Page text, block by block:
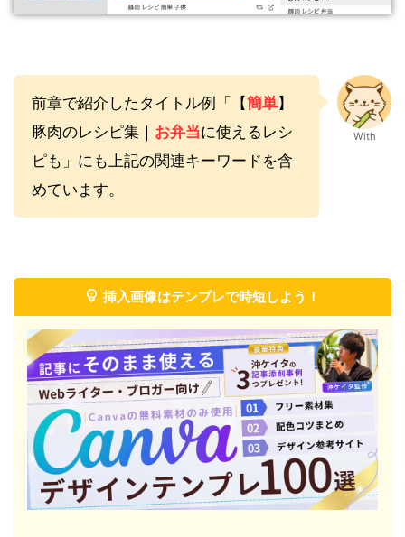
前章で紹介したタイトル例「【簡単】
豚肉のレシピ集｜ お弁当に使えるレシ
ピも」にも上記の関連キーワードを含
めています。
With
挿入画像はテンプレで時短しよう！